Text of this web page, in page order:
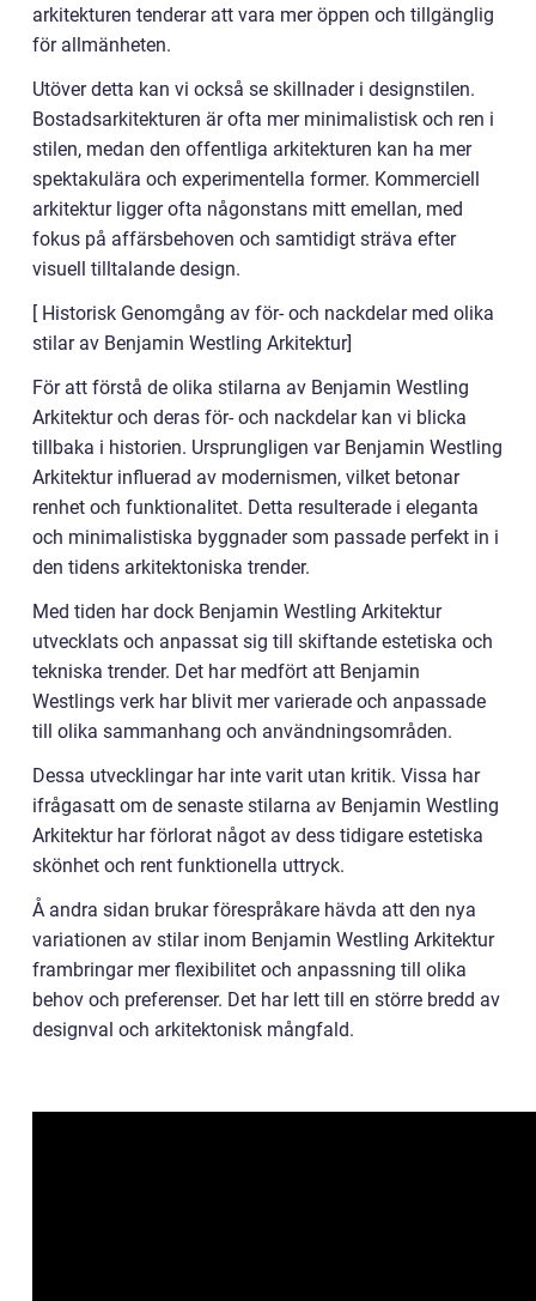
arkitekturen tenderar att vara mer öppen och tillgänglig
för allmänheten.
Utöver detta kan vi också se skillnader i designstilen.
Bostadsarkitekturen är ofta mer minimalistisk och ren i
stilen, medan den offentliga arkitekturen kan ha mer
spektakulära och experimentella former. Kommerciell
arkitektur ligger ofta någonstans mitt emellan, med
fokus på affärsbehoven och samtidigt sträva efter
visuell tilltalande design.
[ Historisk Genomgång av för- och nackdelar med olika
stilar av Benjamin Westling Arkitektur]
För att förstå de olika stilarna av Benjamin Westling
Arkitektur och deras för- och nackdelar kan vi blicka
tillbaka i historien. Ursprungligen var Benjamin Westling
Arkitektur influerad av modernismen, vilket betonar
renhet och funktionalitet. Detta resulterade i eleganta
och minimalistiska byggnader som passade perfekt in i
den tidens arkitektoniska trender.
Med tiden har dock Benjamin Westling Arkitektur
utvecklats och anpassat sig till skiftande estetiska och
tekniska trender. Det har medfört att Benjamin
Westlings verk har blivit mer varierade och anpassade
till olika sammanhang och användningsområden.
Dessa utvecklingar har inte varit utan kritik. Vissa har
ifrågasatt om de senaste stilarna av Benjamin Westling
Arkitektur har förlorat något av dess tidigare estetiska
skönhet och rent funktionella uttryck.
Å andra sidan brukar förespråkare hävda att den nya
variationen av stilar inom Benjamin Westling Arkitektur
frambringar mer flexibilitet och anpassning till olika
behov och preferenser. Det har lett till en större bredd av
designval och arkitektonisk mångfald.